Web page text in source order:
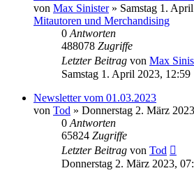
von Max Sinister» Samstag 1.
Mitautoren und Merchandising
0 Antworten
488078 Zugriffe
Letzter Beitrag von Max
Samstag 1. April 2023, 12:59
Newsletter vom 01.03.2023
von Tod » Donnerstag 2. März
0 Antworten
65824 Zugriffe
Letzter Beitrag von Tod
Donnerstag 2. März 2023,